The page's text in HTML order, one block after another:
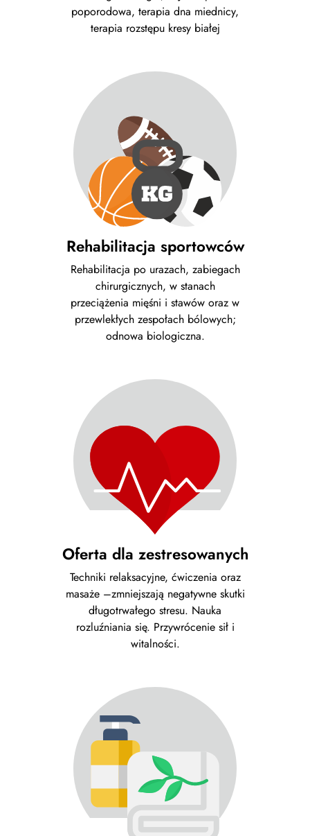
poporodowa, terapia dna miednicy,
terapia rozstępu kresy białej
Rehabilitacja sportowców
Rehabilitacja po urazach, zabiegach
chirurgicznych, w stanach
przeciążenia mięśni i stawów oraz w
przewlekłych zespołach bólowych;
odnowa biologiczna.
Oferta dla zestresowanych
Techniki relaksacyjne, ćwiczenia oraz
masaże –zmniejszają negatywne skutki
długotrwałego stresu. Nauka
rozluźniania się. Przywrócenie sił i
witalności.